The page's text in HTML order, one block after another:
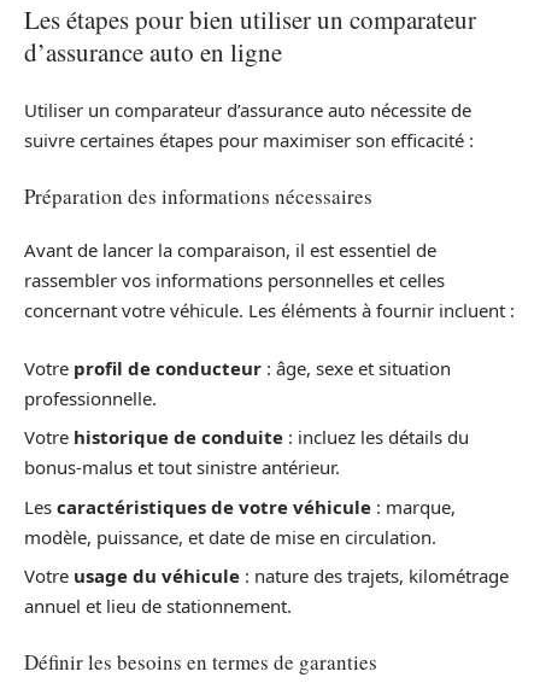
Les étapes pour bien utiliser un comparateur
d’assurance auto en ligne
Utiliser un comparateur d’assurance auto nécessite de
suivre certaines étapes pour maximiser son efficacité :
Préparation des informations nécessaires
Avant de lancer la comparaison, il est essentiel de
rassembler vos informations personnelles et celles
concernant votre véhicule. Les éléments à fournir incluent :
Votre profil de conducteur : âge, sexe et situation
professionnelle.
Votre historique de conduite : incluez les détails du
bonus-malus et tout sinistre antérieur.
Les caractéristiques de votre véhicule : marque,
modèle, puissance, et date de mise en circulation.
Votre usage du véhicule : nature des trajets, kilométrage
annuel et lieu de stationnement.
Définir les besoins en termes de garanties